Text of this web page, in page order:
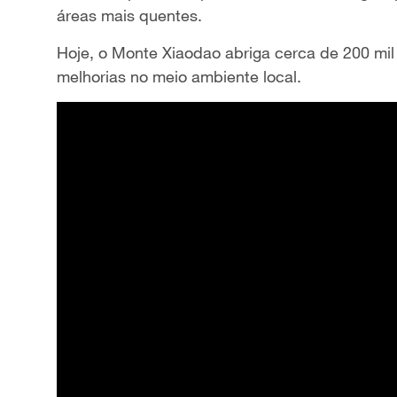
áreas mais quentes.
Hoje, o Monte Xiaodao abriga cerca de 200
melhorias no meio ambiente local.